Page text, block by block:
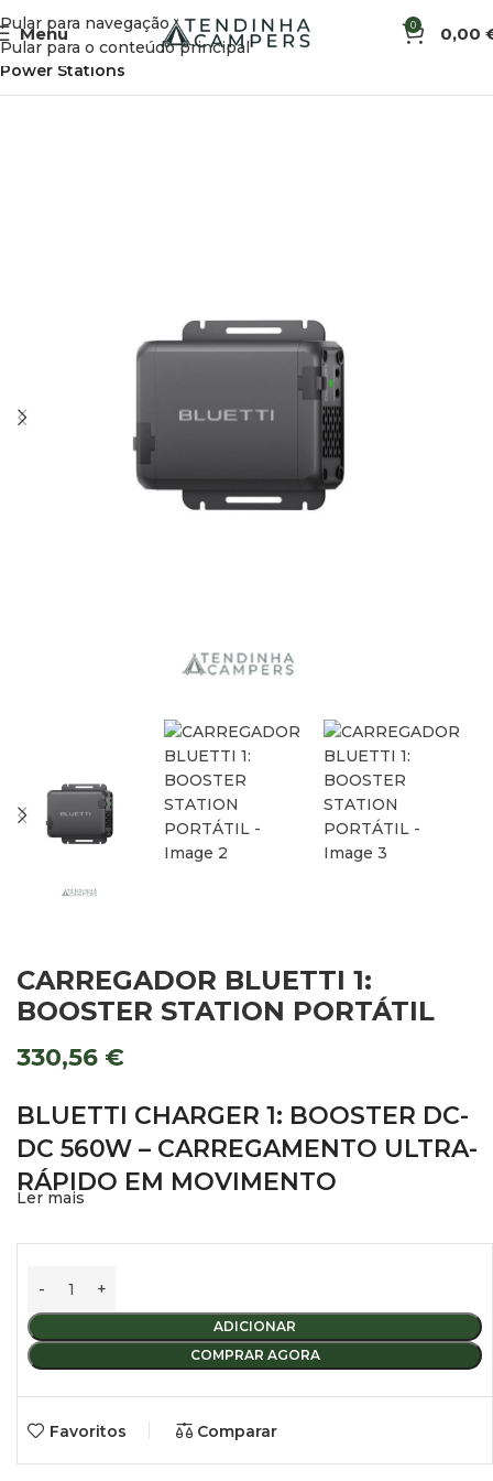
Pular para navegação
Pular para o conteúdo principal
Menu 0 0,00
Início Eletricidade e Energia Solar Eletricidade
Power Stations
CARREGADOR BLUETTI 1:
BOOSTER STATION PORTÁTIL
330,56 €
BLUETTI CHARGER 1: BOOSTER DC-
DC 560W – CARREGAMENTO ULTRA-
RÁPIDO EM MOVIMENTO
desempenho foi desenhado para carregar a sua estação de
potência de até 560W — até 6 vezes mais rápido do que os
carregadores de isqueiro convencionais.
PORQUÊ ESCOLHER O BLUETTI CHARGER 1?
Ler mais
ADICIONAR
COMPRAR AGORA
Favoritos Comparar